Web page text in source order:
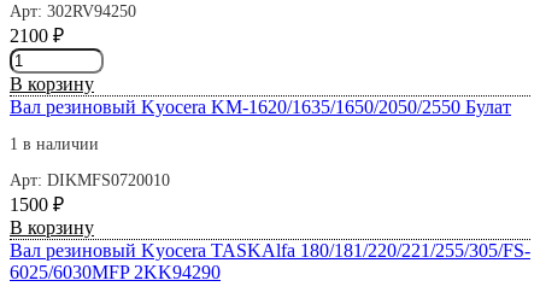
3500i
СЕТ
Арт: 302RV94250
2100 ₽
Количество
товара
Вал
регистрации
нижний
Kyocera
M2040/P2235
(совместимый)
В корзину
Вал резиновый Kyocera KM-1620/1635/1650/2050/2550 Булат
1 в наличии
Арт: DIKMFS0720010
1500 ₽
Количество
товара
Вал
В корзину
Вал резиновый Kyocera TASKAlfa 180/181/220/221/255/305/FS-
6025/6030MFP 2KK94290